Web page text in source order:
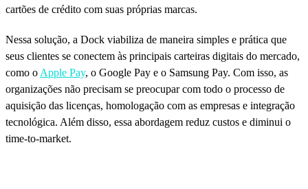
cartões de crédito com suas próprias marcas.
Nessa solução, a Dock viabiliza de maneira simples e prática que
seus clientes se conectem às principais carteiras digitais do mercado,
como o Apple Pay, o Google Pay e o Samsung Pay. Com isso, as
organizações não precisam se preocupar com todo o processo de
aquisição das licenças, homologação com as empresas e integração
tecnológica. Além disso, essa abordagem reduz custos e diminui o
time-to-market.